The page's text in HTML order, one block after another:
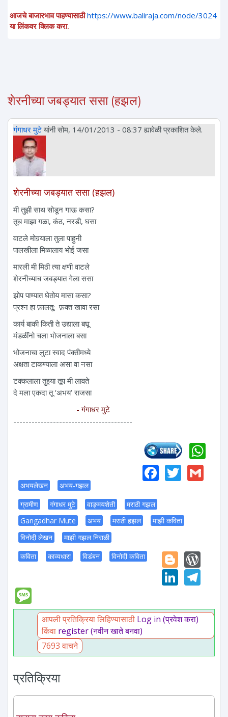
आजचे बाजारभाव पाहण्यासाठी https://www.baliraja.com/node/3024
या लिंकवर क्लिक करा.
शेरनीच्या जबड्यात ससा (हझल)
गंगाधर मुटेयांनी सोम, 14/01/2013 - 08:37 ह्यावेळी प्रकाशित केले.
शेरनीच्या जबड्यात ससा (हझल)
मी तुझी साथ सोडून गाऊ कसा?
तूच माझा गळा, कंठ, नरडी, घसा
वाटले मोगर्‍याला तुला पाहुनी
पालखीला मिळालाय भोई जसा
मारली मी मिठी त्या क्षणी वाटले
शेरनीच्याच जबड्यात गेला ससा
झोप पाण्यात घेतोय मासा कसा?
प्रश्न हा फ़ालतू; फ़क्त खावा रसा
कार्य बाकी किती ते उद्याला बघू
मंडळींनो चला भोजनाला बसा
भोजनाचा लुटा स्वाद पंक्तीमध्ये
अक्षता टाकण्याला असा वा नसा
टक्कलाला तुझ्या तूप मी लावते
दे मला एकदा तू ’अभय’ राजसा
- गंगाधर मुटे
---------------------------------------
अभयलेखन
अभय-गझल
ग्रामीण
गंगाधर मुटे वाङ्मयशेती
मराठी गझल
Gangadhar Mute
अभय मराठी हझल
माझी कविता
विनोदी लेखन
माझी गझल निराळी
कविता
काव्यधारा विडंबन विनोदी कविता
आपली प्रतिक्रिया लिहिण्यासाठी Log in (प्रवेश करा)
किंवा register (नवीन खाते बनवा)
7693 वाचने
प्रतिक्रिया